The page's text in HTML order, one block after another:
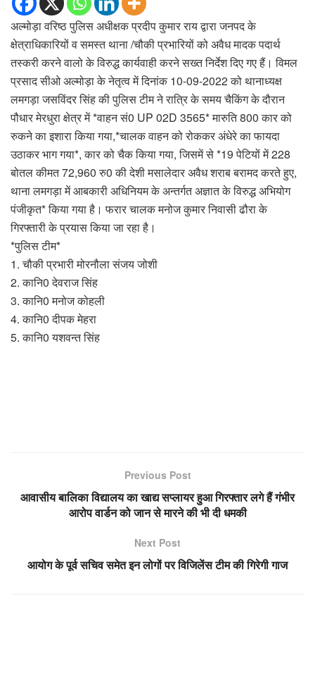
अल्मोड़ा वरिष्ठ पुलिस अधीक्षक प्रदीप कुमार राय द्वारा जनपद के
क्षेत्राधिकारियों व समस्त थाना /चौकी प्रभारियों को अवैध मादक पदार्थ
तस्करी करने वालो के विरुद्ध कार्यवाही करने सख्त निर्देश दिए गए हैं। विमल
प्रसाद सीओ अल्मोड़ा के नेतृत्व में दिनांक 10-09-2022 को थानाध्यक्ष
लमगड़ा जसविंदर सिंह की पुलिस टीम ने रात्रि के समय चैकिंग के दौरान
पौधार मेरधुरा क्षेत्र में *वाहन सं0 UP 02D 3565* मारुति 800 कार को
रुकने का इशारा किया गया,*चालक वाहन को रोककर अंधेरे का फायदा
उठाकर भाग गया*, कार को चैक किया गया, जिसमें से *19 पेटियों में 228
बोतल कीमत 72,960 रु0 की देशी मसालेदार अवैध शराब बरामद करते हुए,
थाना लमगड़ा में आबकारी अधिनियम के अन्तर्गत अज्ञात के विरुद्ध अभियोग
पंजीकृत* किया गया है। फरार चालक मनोज कुमार निवासी ढौरा के
गिरफ्तारी के प्रयास किया जा रहा है।
*पुलिस टीम*
1. चौकी प्रभारी मोरनौला संजय जोशी
2. कानि0 देवराज सिंह
3. कानि0 मनोज कोहली
4. कानि0 दीपक मेहरा
5. कानि0 यशवन्त सिंह
Previous Post
आवासीय बालिका विद्यालय का खाद्य सप्लायर हुआ गिरफ्तार लगे हैं गंभीर
आरोप वार्डन को जान से मारने की भी दी धमकी
Next Post
आयोग के पूर्व सचिव समेत इन लोगों पर विजिलेंस टीम की गिरेगी गाज